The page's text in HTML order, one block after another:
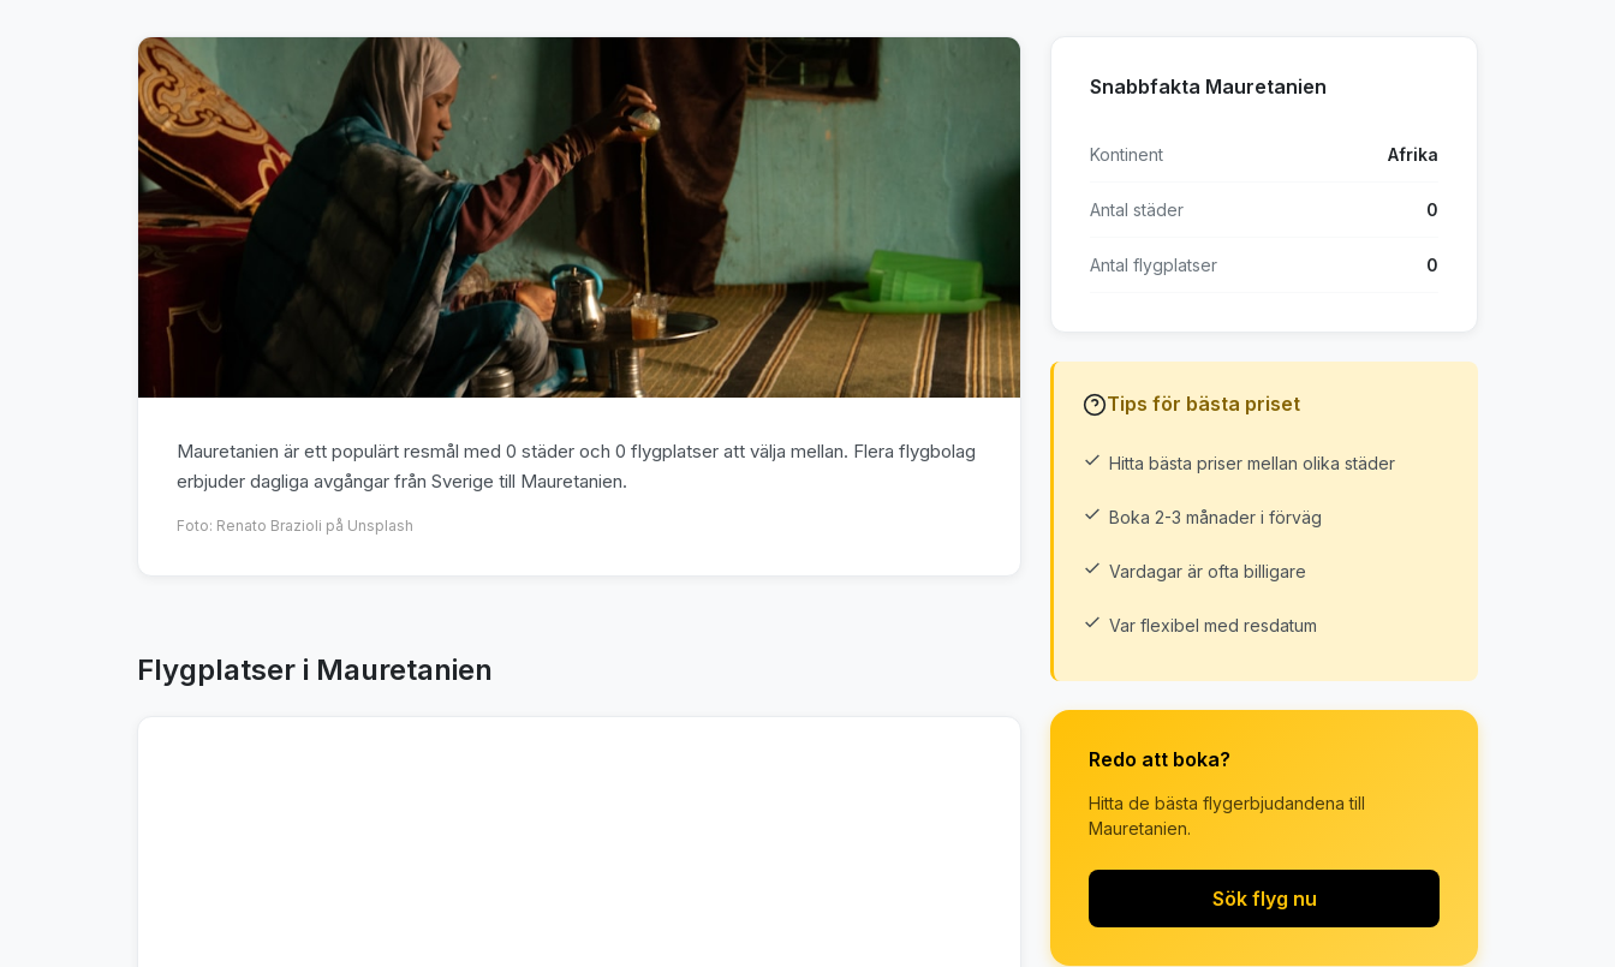
Mauretanien är ett populärt resmål med 0 städer och 0 flygplatser att välja mellan. Flera flygbolag
erbjuder dagliga avgångar från Sverige till Mauretanien.
Foto: Renato Brazioli på Unsplash
Flygplatser i Mauretanien
Snabbfakta Mauretanien
Kontinent Afrika
Antal städer 0
Antal flygplatser 0
Tips för bästa priset
Hitta bästa priser mellan olika städer
Boka 2-3 månader i förväg
Vardagar är ofta billigare
Var flexibel med resdatum
Redo att boka?
Hitta de bästa flygerbjudandena till
Mauretanien.
Sök flyg nu